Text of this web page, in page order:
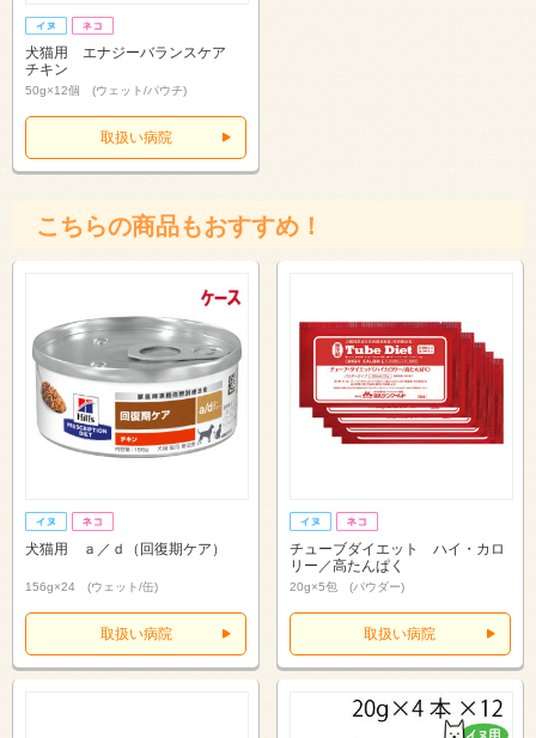
犬猫用 エナジーバランスケア
チキン
50g×12個 (ウェット/パウチ)
取扱い病院
こちらの商品もおすすめ！
犬猫用 ａ／ｄ（回復期ケア）
156g×24 (ウェット/缶)
取扱い病院
チューブダイエット ハイ・カロ
リー／高たんぱく
20g×5包 (パウダー)
取扱い病院